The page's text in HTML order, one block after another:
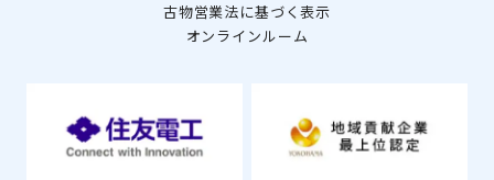
古物営業法に基づく表示
オンラインルーム